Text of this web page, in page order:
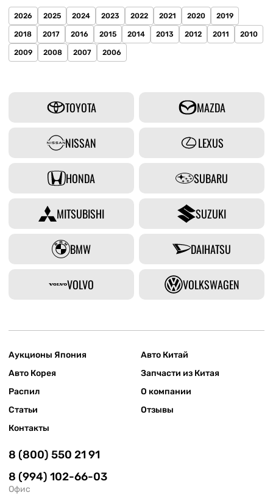
2026 2025 2024 2023 2022 2021 2020 2019
2018 2017 2016 2015 2014 2013 2012 2011 2010
2009 2008 2007 2006
TOYOTA MAZDA
NISSAN LEXUS
HONDA SUBARU
MITSUBISHI SUZUKI
BMW DAIHATSU
VOLVO VOLKSWAGEN
Аукционы Япония
Авто Китай
Авто Корея
Запчасти из Китая
Распил
О компании
Статьи
Отзывы
Контакты
8 (800) 550 21 91
8 (994) 102-66-03
Офис